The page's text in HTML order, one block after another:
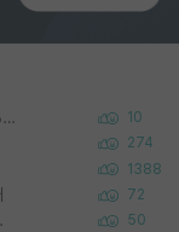
Korea University 수학, 컴퓨터과학 이학사, UC Berkeley 산업공학 대학원 공학박사가 되는 것은 쉽지 않겠죠? 10
274
1388
72
한 반박) 50